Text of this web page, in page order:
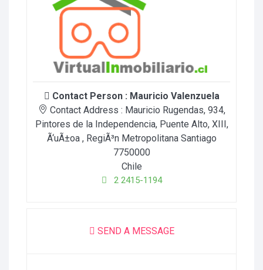
Contact Person : Mauricio Valenzuela
Contact Address : Mauricio Rugendas, 934,
Pintores de la Independencia, Puente Alto, XIII ,
Ã‘uÃ±oa , RegiÃ³n Metropolitana Santiago
7750000
Chile
2 2415-1194
SEND A MESSAGE